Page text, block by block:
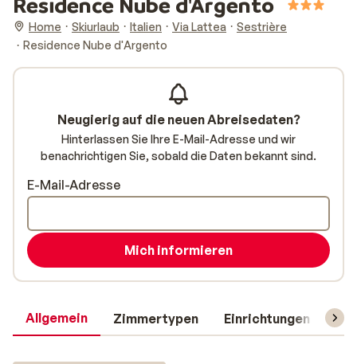
Home Skiurlaub Italien Via Lattea
Sestrière
Residence Nube d'Argento
Allgemein Zimmertypen Einrichtungen
Neugierig auf die neuen Abreisedaten?
Hinterlassen Sie Ihre E-Mail-Adresse und wir
benachrichtigen Sie, sobald die Daten bekannt sind.
E-Mail-Adresse
Mich informieren